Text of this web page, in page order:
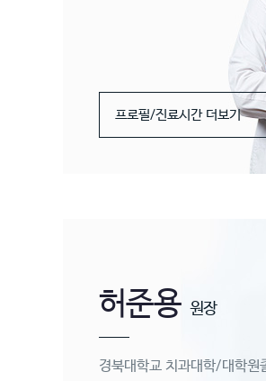
프로필/진료시간 더보기
허준용 원장
경북대학교 치과대학/대학원